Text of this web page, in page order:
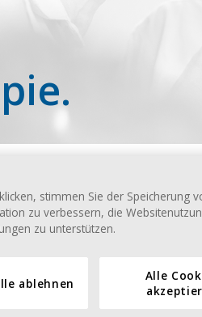
sich speziell
stimmen Sie der Speicherung
zu verbessern, die
zu unterstützen.
ablehnen
Alle